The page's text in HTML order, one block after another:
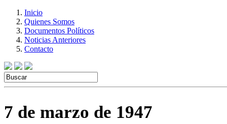
Inicio
Quienes Somos
Documentos Políticos
Noticias Anteriores
Contacto
7 de marzo de 1947